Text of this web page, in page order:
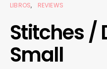
LIBROS REVIEWS
Stitches /
Small